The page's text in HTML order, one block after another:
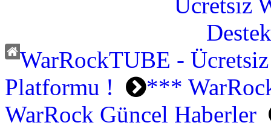
WarRockTUBE -
Platformu !
***
WarRock Güncel Haberler